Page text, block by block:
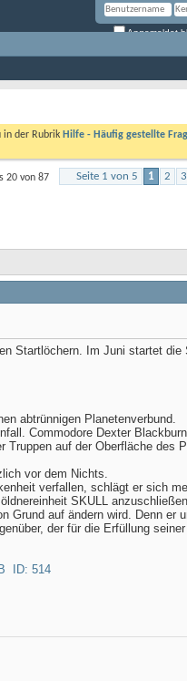
Angemeldet
in der Rubrik Hilfe - Häufig gestellte
Seite 1 von 5 1 2 3
20 von 87
Startlöchern. Im Juni startet
abtrünnigen Planetenverbund.
Commodore Dexter
auf der Oberfläche des
vor dem Nichts.
verfallen, schlägt er sich
SKULL
auf ändern wird. Denn er
der für die Erfüllung